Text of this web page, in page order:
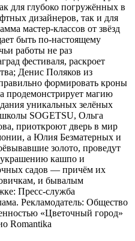
для глубоко погружённых в
дизайнеров, так и для
мастер-классов от звёзд
быть по-настоящему
работы не раз
фестиваля, раскроет
Денис Поляков из
формировать кроны
продемонстрирует магию
уникальных зелёных
SOGETSU, Ольга
приоткроют дверь в мир
а Юлия Безматерных и
золото, проведут
украшению кашпо и
садов — причём их
и бывалым
Пресс-служба
Рекламодатель: Общество
«Цветочный город»
Romantika